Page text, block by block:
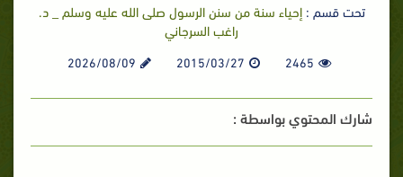
تحت قسم :إحياء سنة من سنن الرسول صلى الله عليه وسلم _ د.
راغب السرجاني
2465
2015/03/27
2026/08/09
شارك المحتوي بواسطة :